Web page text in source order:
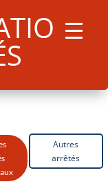
Autres
arrêtés